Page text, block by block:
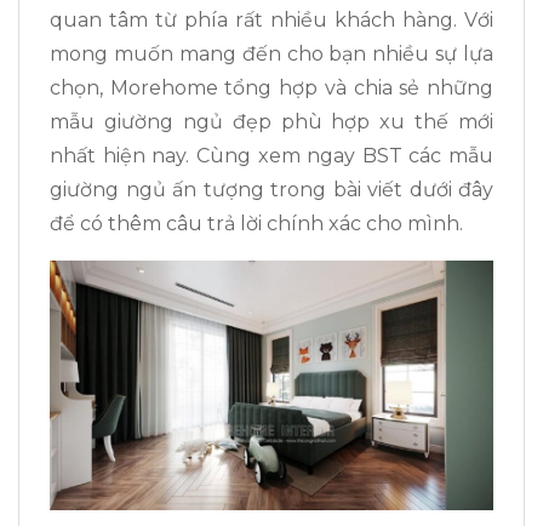
quan tâm từ phía rất nhiều khách hàng. Với
mong muốn mang đến cho bạn nhiều sự lựa
chọn, Morehome tổng hợp và chia sẻ những
mẫu giường ngủ đẹp phù hợp xu thế mới
nhất hiện nay. Cùng xem ngay BST các mẫu
giường ngủ ấn tượng trong bài viết dưới đây
để có thêm câu trả lời chính xác cho mình.